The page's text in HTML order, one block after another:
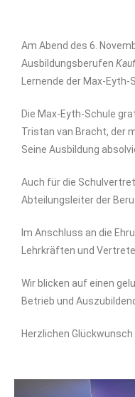
Am Abend des 6.
Ausbildungsberufen
Lernende der Max-Eyth-
Die Max-Eyth-Schule
Tristan van Bracht, der
Seine Ausbildung
Auch für die
Abteilungsleiter der
Im Anschluss an die
Lehrkräften und
Wir blicken auf einen
Betrieb und
Herzlichen